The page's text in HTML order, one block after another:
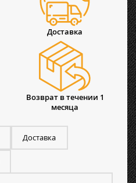
Доставка
Возврат в течении 1
месяца
Доставка